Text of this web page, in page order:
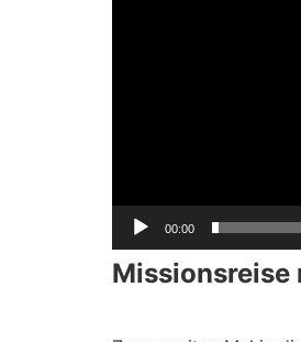
00:00
Missionsreise